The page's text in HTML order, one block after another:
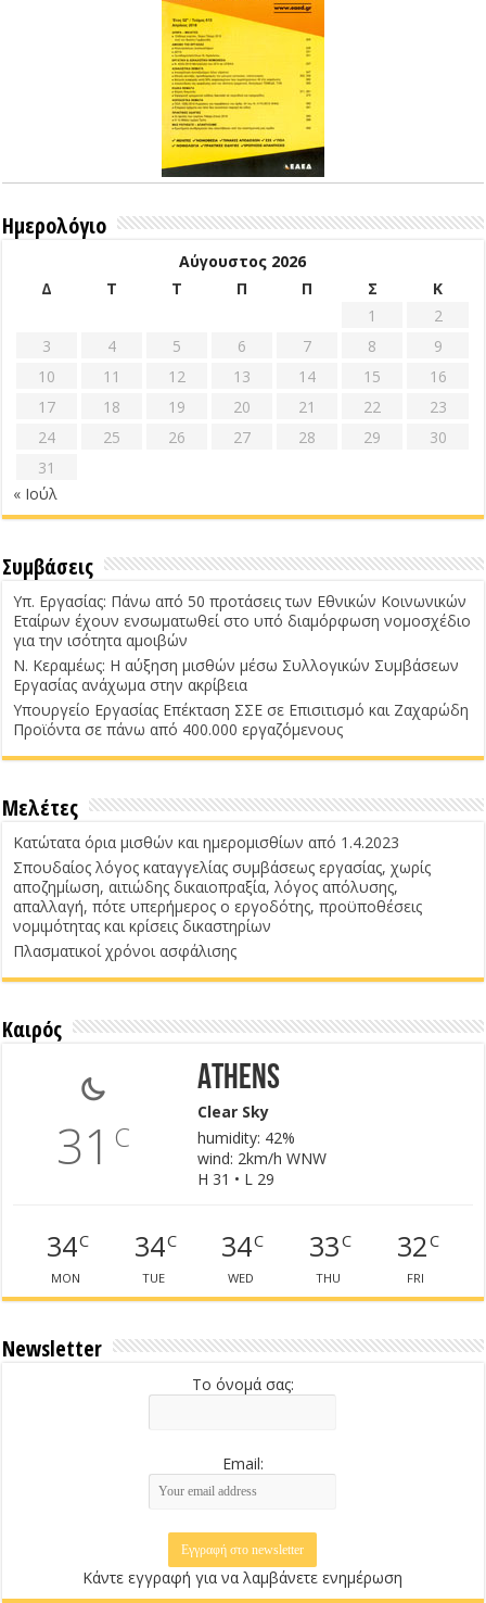
Ημερολόγιο
Αύγουστος 2026
Δ
Τ Τ Π Π Σ
Κ
1
2
3
4 5 6 7 8
9
10
11 12 13 14 15
16
17
18 19 20 21 22
23
24
25 26 27 28 29
30
31
« Ιούλ
Συμβάσεις
Υπ. Εργασίας: Πάνω από 50 προτάσεις των Εθνικών Κοινωνικών
Εταίρων έχουν ενσωματωθεί στο υπό διαμόρφωση νομοσχέδιο
για την ισότητα αμοιβών
Ν. Κεραμέως: Η αύξηση μισθών μέσω Συλλογικών Συμβάσεων
Εργασίας ανάχωμα στην ακρίβεια
Υπουργείο Εργασίας Επέκταση ΣΣΕ σε Επισιτισμό και Ζαχαρώδη
Προϊόντα σε πάνω από 400.000 εργαζόμενους
Μελέτες
Κατώτατα όρια μισθών και ημερομισθίων από 1.4.2023
Σπουδαίος λόγος καταγγελίας συμβάσεως εργασίας, χωρίς
αποζημίωση, αιτιώδης δικαιοπραξία, λόγος απόλυσης,
απαλλαγή, πότε υπερήμερος ο εργοδότης, προϋποθέσεις
νομιμότητας και κρίσεις δικαστηρίων
Πλασματικοί χρόνοι ασφάλισης
Καιρός
31 C
Athens
Clear Sky
humidity: 42%
wind: 2km/h WNW
H 31 • L 29
34C
MON
34C
TUE
34C
WED
33C
THU
32C
FRI
Newsletter
Το όνομά σας:
Email:
Κάντε εγγραφή για να λαμβάνετε ενημέρωση